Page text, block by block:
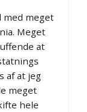
meget
Meget
at
af at jeg
meget
hele